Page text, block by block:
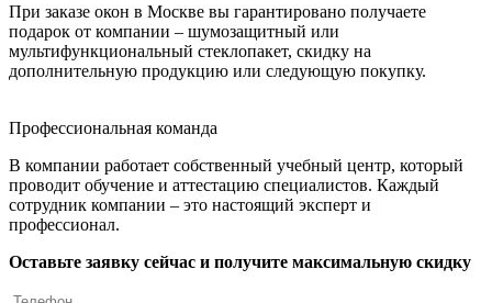
При заказе окон в Москве вы гарантировано получаете
подарок от компании – шумозащитный или
мультифункциональный стеклопакет, скидку на
дополнительную продукцию или следующую покупку.
Профессиональная команда
В компании работает собственный учебный центр, который
проводит обучение и аттестацию специалистов. Каждый
сотрудник компании – это настоящий эксперт и
профессионал.
Оставьте заявку сейчас и получите максимальную скидку